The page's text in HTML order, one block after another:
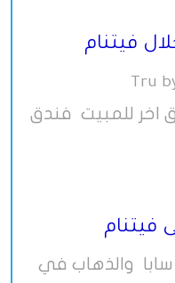
فيتنام
Tru
اخر للمبيت فندق
فيتنام
سابا والذهاب في